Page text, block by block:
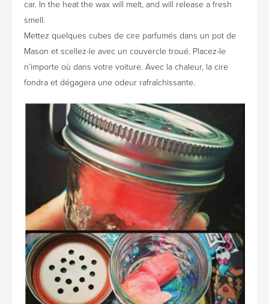
car. In the heat the wax will melt, and will release a fresh
smell.
Mettez quelques cubes de cire parfumés dans un pot de
Mason et scellez-le avec un couvercle troué. Placez-le
n’importe où dans votre voiture. Avec la chaleur, la cire
fondra et dégagera une odeur rafraîchissante.